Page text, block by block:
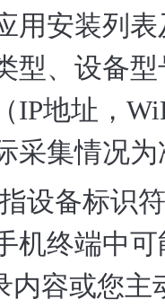
用安装列
型、设备
IP地址，
采集情况为
设备标识
机终端中
内容或您